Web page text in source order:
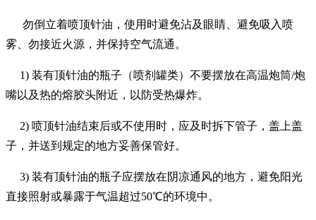
勿倒立着喷顶针油，使用时避免沾及眼睛、避免吸入喷
雾、勿接近火源，并保持空气流通。
1) 装有顶针油的瓶子（喷剂罐类）不要摆放在高温炮筒/炮
嘴以及热的熔胶头附近，以防受热爆炸。
2) 喷顶针油结束后或不使用时，应及时拆下管子，盖上盖
子，并送到规定的地方妥善保管好。
3) 装有顶针油的瓶子应摆放在阴凉通风的地方，避免阳光
直接照射或暴露于气温超过50℃的环境中。